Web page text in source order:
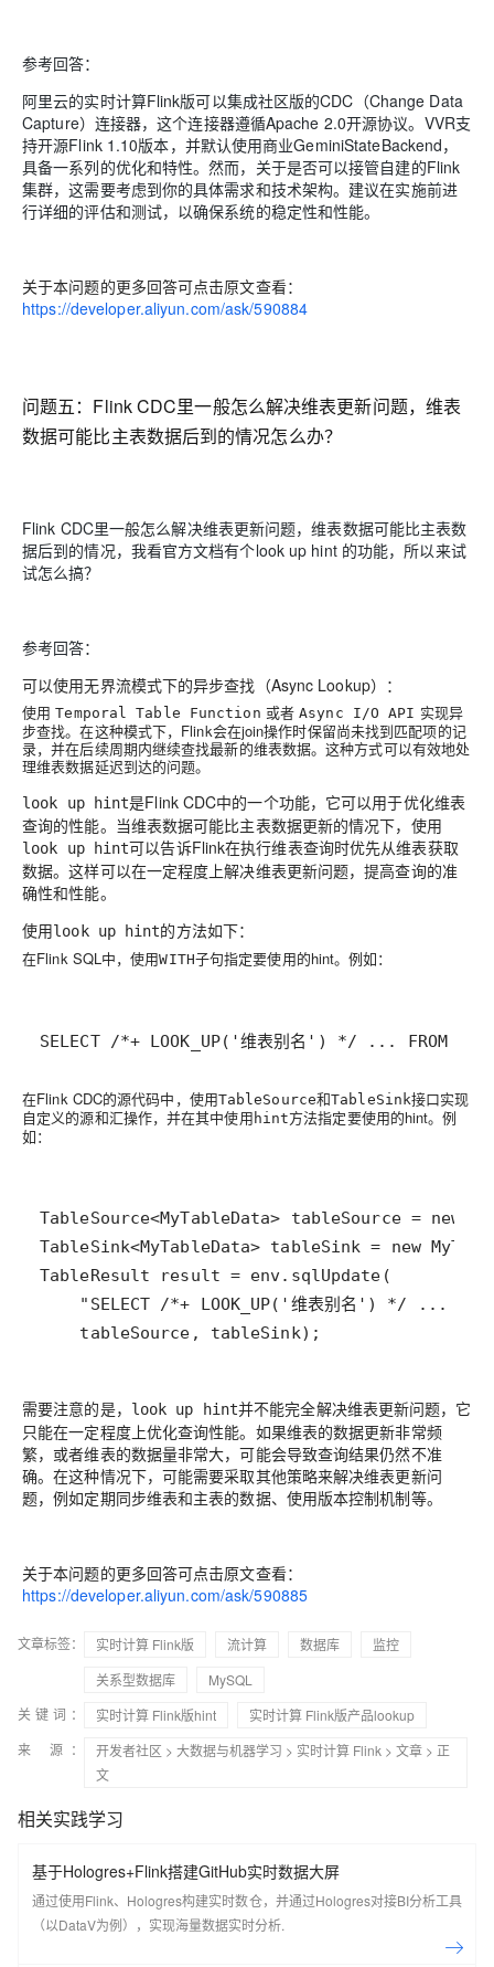
参考回答：
阿里云的实时计算Flink版可以集成社区版的CDC（Change Data
Capture）连接器，这个连接器遵循Apache 2.0开源协议。VVR支
持开源Flink 1.10版本，并默认使用商业GeminiStateBackend，
具备一系列的优化和特性。然而，关于是否可以接管自建的Flink
集群，这需要考虑到你的具体需求和技术架构。建议在实施前进
行详细的评估和测试，以确保系统的稳定性和性能。
关于本问题的更多回答可点击原文查看：
https://developer.aliyun.com/ask/590884
问题五： Flink CDC里一般怎么解决维表更新问题，维表
数据可能比主表数据后到的情况怎么办？
Flink CDC里一般怎么解决维表更新问题，维表数据可能比主表数
据后到的情况，我看官方文档有个look up hint 的功能，所以来试
试怎么搞？
参考回答：
可以使用无界流模式下的异步查找（Async Lookup）：
使用Temporal Table Function 或者Async I/O API 实现异
步查找。在这种模式下，Flink会在join操作时保留尚未找到匹配项的记
录，并在后续周期内继续查找最新的维表数据。这种方式可以有效地处
理维表数据延迟到达的问题。
look up hint是Flink CDC中的一个功能，它可以用于优化维表
查询的性能。当维表数据可能比主表数据更新的情况下，使用
look up hint可以告诉Flink在执行维表查询时优先从维表获取
数据。这样可以在一定程度上解决维表更新问题，提高查询的准
确性和性能。
使用look up hint的方法如下：
在Flink SQL中，使用WITH子句指定要使用的hint。例如：
SELECT /*+ LOOK_UP('维表别名') */ ... FROM 主
在Flink CDC的源代码中，使用TableSource和TableSink接口实现
自定义的源和汇操作，并在其中使用 hint方法指定要使用的hint。例
如：
    tableSource, tableSink);
需要注意的是， look up hint并不能完全解决维表更新问题，它
只能在一定程度上优化查询性能。如果维表的数据更新非常频
繁，或者维表的数据量非常大，可能会导致查询结果仍然不准
确。在这种情况下，可能需要采取其他策略来解决维表更新问
题，例如定期同步维表和主表的数据、使用版本控制机制等。
关于本问题的更多回答可点击原文查看：
https://developer.aliyun.com/ask/590885
文章标签： 实时计算 Flink版 流计算 数据库
监控
关系型数据库
MySQL
关键词：
实时计算 Flink版hint
实时计算 Flink版产品lookup
来 源：
开发者社区 > 大数据与机器学习 > 实时计算 Flink > 文章 > 正
文
相关实践学习
基于Hologres+Flink搭建GitHub实时数据大屏
通过使用Flink、Hologres构建实时数仓，并通过Hologres对接BI分析工具
（以DataV为例），实现海量数据实时分析.